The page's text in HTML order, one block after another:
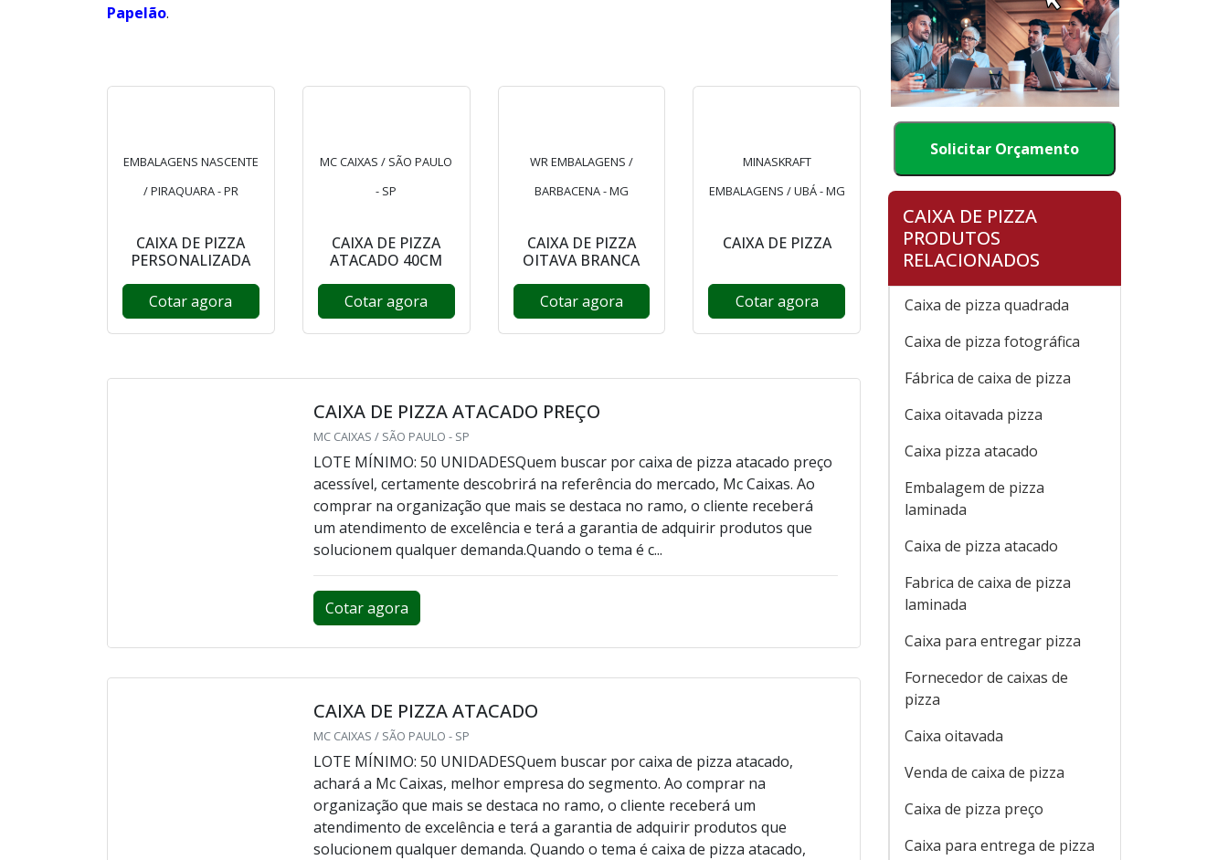
Papelão.
EMBALAGENS NASCENTE
/ PIRAQUARA - PR
CAIXA DE PIZZA
MC CAIXAS / SÃO PAULO
- SP
CAIXA DE PIZZA
WR EMBALAGENS /
BARBACENA - MG
CAIXA DE PIZZA
MINASKRAFT
EMBALAGENS / UBÁ - MG
CAIXA DE PIZZA
CAIXA DE PIZZA ATACADO PREÇO
MC CAIXAS / SÃO PAULO - SP
LOTE MÍNIMO: 50 UNIDADESQuem buscar por caixa de pizza atacado preço
acessível, certamente descobrirá na referência do mercado, Mc Caixas. Ao
comprar na organização que mais se destaca no ramo, o cliente receberá
um atendimento de excelência e terá a garantia de adquirir produtos que
CAIXA DE PIZZA ATACADO
MC CAIXAS / SÃO PAULO - SP
Solicitar Orçamento
CAIXA DE PIZZA
PRODUTOS
RELACIONADOS
Caixa de pizza quadrada
Caixa de pizza fotográfica
Fábrica de caixa de pizza
Caixa oitavada pizza
Caixa pizza atacado
Embalagem de pizza
laminada
Caixa de pizza atacado
Fabrica de caixa de pizza
laminada
Caixa para entregar pizza
Fornecedor de caixas de
pizza
Caixa oitavada
Venda de caixa de pizza
Caixa de pizza preço
Caixa para entrega de pizza